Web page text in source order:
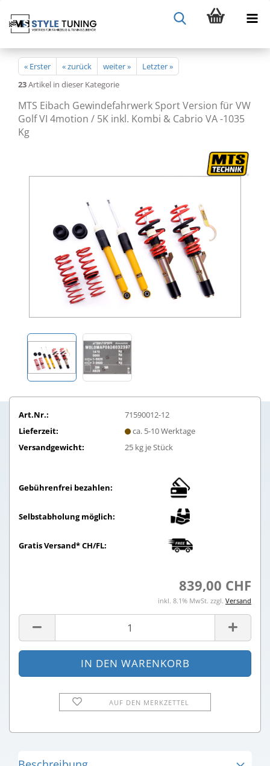
« Erster « zurück weiter »
Letzter »
23Artikel in dieser Kategorie
MTS Eibach Gewindefahrwerk Sport Version für VW
Golf VI 4motion / 5K inkl. Kombi & Cabrio VA -1035
Kg
Art.Nr.:
71590012-12
Lieferzeit:
ca. 5-10 Werktage
Versandgewicht:
25kg je Stück
Gebührenfrei bezahlen:
Selbstabholung möglich:
Gratis Versand* CH/FL:
839,00 CHF
inkl. 8.1% MwSt. zzgl. Versand
AUF DEN MERKZETTEL